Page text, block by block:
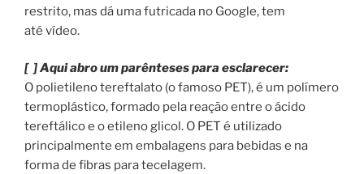
restrito, mas dá uma futricada no Google, tem
até vídeo.
[ ] Aqui abro um parênteses para esclarecer:
O polietileno tereftalato (o famoso PET), é um polímero
termoplástico, formado pela reação entre o ácido
tereftálico e o etileno glicol. O PET é utilizado
principalmente em embalagens para bebidas e na
forma de fibras para tecelagem.